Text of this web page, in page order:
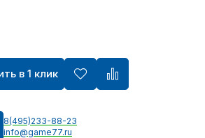
в 1 клик
8(495)233-88-23
info@game77.ru